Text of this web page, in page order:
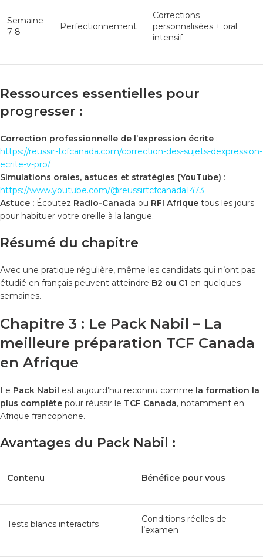
Semaine
7-8
Perfectionnement
Corrections
personnalisées + oral
intensif
Ressources essentielles pour
progresser :
Correction professionnelle de l’expression écrite :
https://reussir-tcfcanada.com/correction-des-sujets-dexpression-
ecrite-v-pro/
Simulations orales, astuces et stratégies (YouTube) :
https://www.youtube.com/@reussirtcfcanada1473
Astuce : Écoutez Radio-Canada ou RFI Afrique tous les jours
pour habituer votre oreille à la langue.
Résumé du chapitre
Avec une pratique régulière, même les candidats qui n’ont pas
étudié en français peuvent atteindre B2 ou C1 en quelques
semaines.
Chapitre 3 : Le Pack Nabil – La
meilleure préparation TCF Canada
en Afrique
Le Pack Nabil est aujourd’hui reconnu comme la formation la
plus complète pour réussir le TCF Canada, notamment en
Afrique francophone.
Avantages du Pack Nabil :
Contenu Bénéfice pour vous
Tests blancs interactifs
Conditions réelles de
l’examen